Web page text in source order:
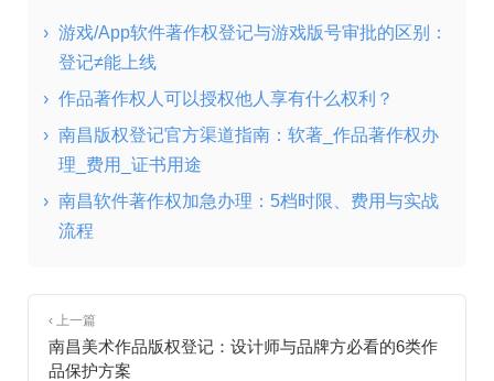
› 游戏/App软件著作权登记与游戏版号审批的区别：
登记≠能上线
› 作品著作权人可以授权他人享有什么权利？
› 南昌版权登记官方渠道指南：软著_作品著作权办
理_费用_证书用途
› 南昌软件著作权加急办理：5档时限、费用与实战
流程
‹ 上一篇
南昌美术作品版权登记：设计师与品牌方必看的6类作
品保护方案